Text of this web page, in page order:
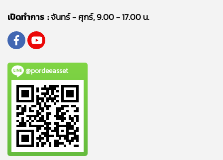
เปิดทำการ :จันทร์ - ศุกร์, 9.00 - 17.00 น.
@pordeeasset